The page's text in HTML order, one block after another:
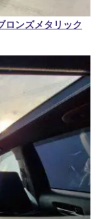
ロンズメタリック